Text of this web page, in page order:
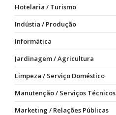
Hotelaria / Turismo
Indústia / Produção
Informática
Jardinagem / Agricultura
Limpeza / Serviço Doméstico
Manutenção / Serviços Técnicos
Marketing / Relações Públicas